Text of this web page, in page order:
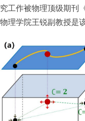
究工作被物理顶级期刊
物理学院王锐副教授是